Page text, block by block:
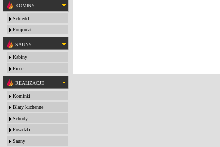
KOMINY
Schiedel
Poujoulat
SAUNY
Kabiny
Piece
REALIZACJE
Kominki
Blaty kuchenne
Schody
Posadzki
Sauny